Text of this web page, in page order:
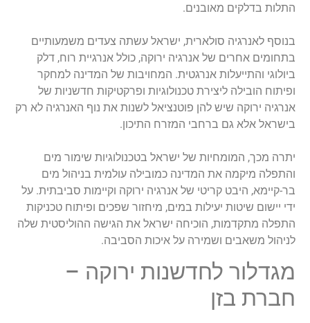
התלות בדלקים מאובנים.
בנוסף לאנרגיה סולארית, ישראל עשתה צעדים משמעותיים
בתחומים אחרים של אנרגיה ירוקה, כולל אנרגיית רוח, דלק
ביולוגי והתייעלות אנרגטית. המחויבות של המדינה למחקר
ופיתוח הובילה ליצירת טכנולוגיות ופרקטיקות חדשניות של
אנרגיה ירוקה שיש להן פוטנציאל לשנות את נוף האנרגיה לא רק
בישראל אלא גם ברחבי המזרח התיכון.
יתרה מכך, המומחיות של ישראל בטכנולוגיות שימור מים
והתפלה מיקמה את המדינה כמובילה עולמית בניהול מים
בר-קיימא, היבט קריטי של אנרגיה ירוקה וקיימות סביבתית. על
ידי יישום שיטות יעילות במים, מיחזור שפכים ופיתוח טכניקות
התפלה מתקדמות, הוכיחה ישראל את הגישה ההוליסטית שלה
לניהול משאבים ושמירה על איכות הסביבה.
מגדלור לחדשנות ירוקה –
חברת בזן